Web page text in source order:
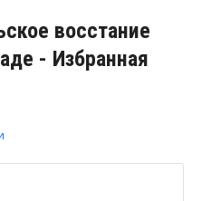
восстание
- Избранная